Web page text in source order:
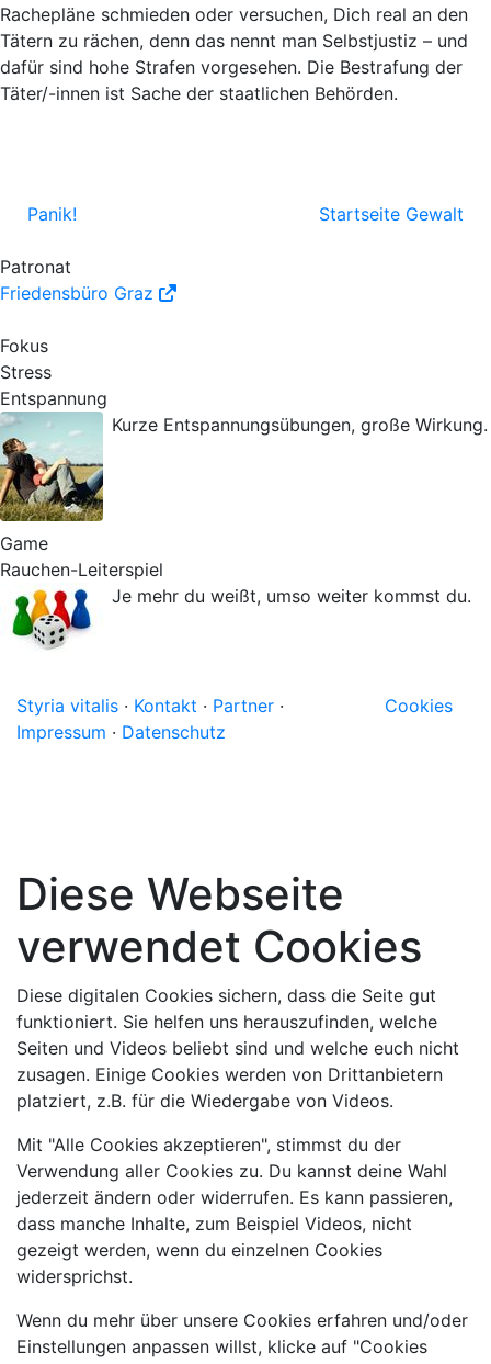
Rachepläne schmieden oder versuchen, Dich real an den
Tätern zu rächen, denn das nennt man Selbstjustiz – und
dafür sind hohe Strafen vorgesehen. Die Bestrafung der
Täter/-innen ist Sache der staatlichen Behörden.
Panik! Startseite Gewalt
Patronat
Friedensbüro Graz
Fokus
Stress
Entspannung
Kurze Entspannungsübungen, große Wirkung.
Game
Rauchen-Leiterspiel
Je mehr du weißt, umso weiter kommst du.
Styria vitalis · Kontakt · Partner ·
Impressum · Datenschutz
Cookies
Diese Webseite
verwendet Cookies
Diese digitalen Cookies sichern, dass die Seite gut
funktioniert. Sie helfen uns herauszufinden, welche
Seiten und Videos beliebt sind und welche euch nicht
zusagen. Einige Cookies werden von Drittanbietern
platziert, z.B. für die Wiedergabe von Videos.
Mit "Alle Cookies akzeptieren", stimmst du der
Verwendung aller Cookies zu. Du kannst deine Wahl
jederzeit ändern oder widerrufen. Es kann passieren,
dass manche Inhalte, zum Beispiel Videos, nicht
gezeigt werden, wenn du einzelnen Cookies
widersprichst.
Wenn du mehr über unsere Cookies erfahren und/oder
Einstellungen anpassen willst, klicke auf "Cookies